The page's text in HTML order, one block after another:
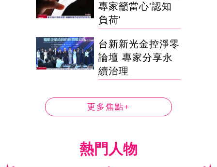
專家籲當心'認知
負荷'
台新新光金控淨零
論壇 專家分享永
續治理
更多焦點+
熱門人物